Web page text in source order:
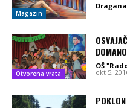
Magazin
Otvorena vrata
OŠ
okt 5,